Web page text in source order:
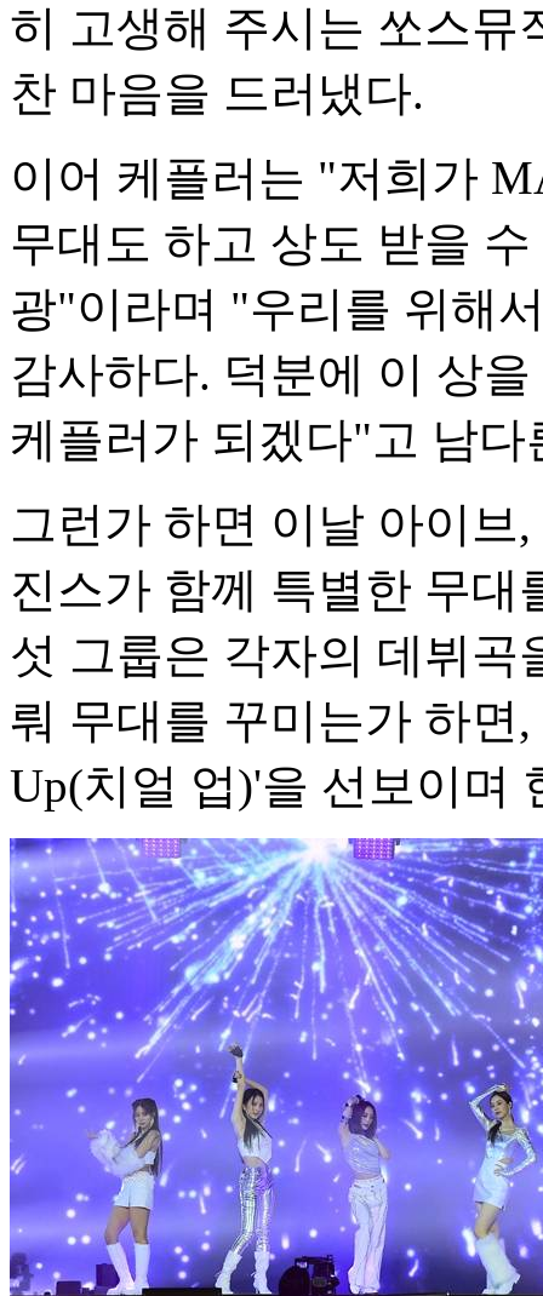
히 고생해 주시는 쏘스뮤
찬 마음을 드러냈다.
이어 케플러는 "저희가
무대도 하고 상도 받을
광"이라며 "우리를 위해
감사하다. 덕분에 이 상
케플러가 되겠다"고 남
그런가 하면 이날 아이브
진스가 함께 특별한 무대
섯 그룹은 각자의 데뷔곡
뤄 무대를 꾸미는가 하면
Up(치얼 업)'을 선보이며